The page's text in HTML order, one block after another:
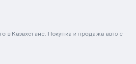
в Казахстане. Покупка и продажа авто с